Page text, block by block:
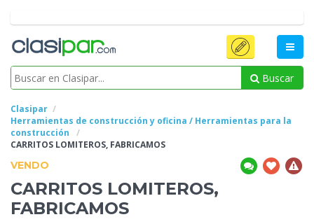
Buscar
Clasipar
Herramientas de construcción y oficina / Herramientas para la
construcción
CARRITOS LOMITEROS, FABRICAMOS
VENDO
CARRITOS LOMITEROS,
FABRICAMOS